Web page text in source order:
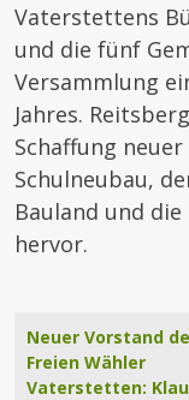
Vaterstettens
und die fünf
Versammlung
Jahres.
Schaffung
Schulneubau,
Bauland und
hervor.
Neuer Vorstand
Freien Wähler
Vaterstetten: